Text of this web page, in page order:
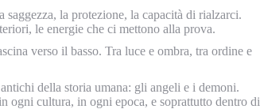
la protezione, la capacità di rialzarci.
le energie che ci mettono alla prova.
verso il basso. Tra luce e ombra, tra ordine e
della storia umana: gli angeli e i demoni.
ogni cultura, in ogni epoca, e soprattutto dentro di